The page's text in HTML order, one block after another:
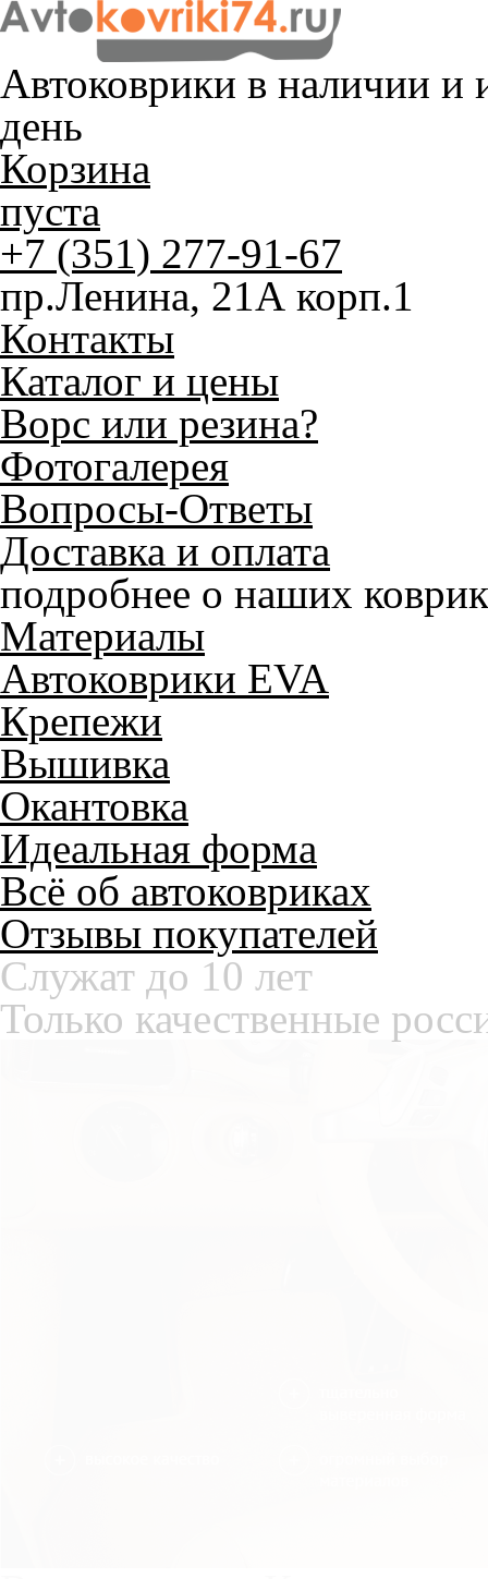
Автоковрики в наличии и
день
Корзина
пуста
+7 (351) 277-91-67
пр.Ленина, 21А корп.1
Контакты
Каталог и цены
Ворс или резина?
Фотогалерея
Вопросы-Ответы
Доставка и оплата
подробнее о наших
Материалы
Автоковрики EVA
Крепежи
Вышивка
Окантовка
Идеальная форма
Всё об автоковриках
Отзывы покупателей
Служат до 10 лет
Только качественные